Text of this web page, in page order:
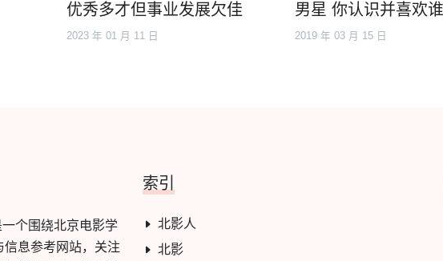
优秀多才但事业发展欠佳
2023 年 01 月 11 日
男星 你认识并喜欢谁
2019 年 03 月 15 日
个围绕北京电影学
信息参考网站，关注
索引
北影人
北影